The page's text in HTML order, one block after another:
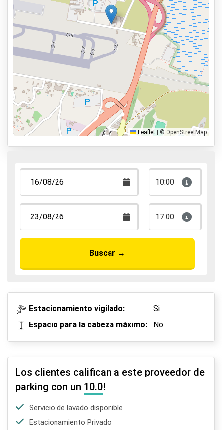
Aseos disponibles
Servicios
Abierto de 05:00 a 00:00
Reservar con antelación
3,6km al aeropuerto
Tipos de parking
Servicio de traslado
Servicio de aparcacoches
Aparca, duerme y vuela
Leaflet © OpenStreetMap
10:00
17:00
Buscar →
Estacionamiento vigilado:
Si
Espacio para la cabeza máximo:
No
Los clientes califican a este proveedor de
parking con un 10.0!
Servicio de lavado disponible
Estacionamiento Privado